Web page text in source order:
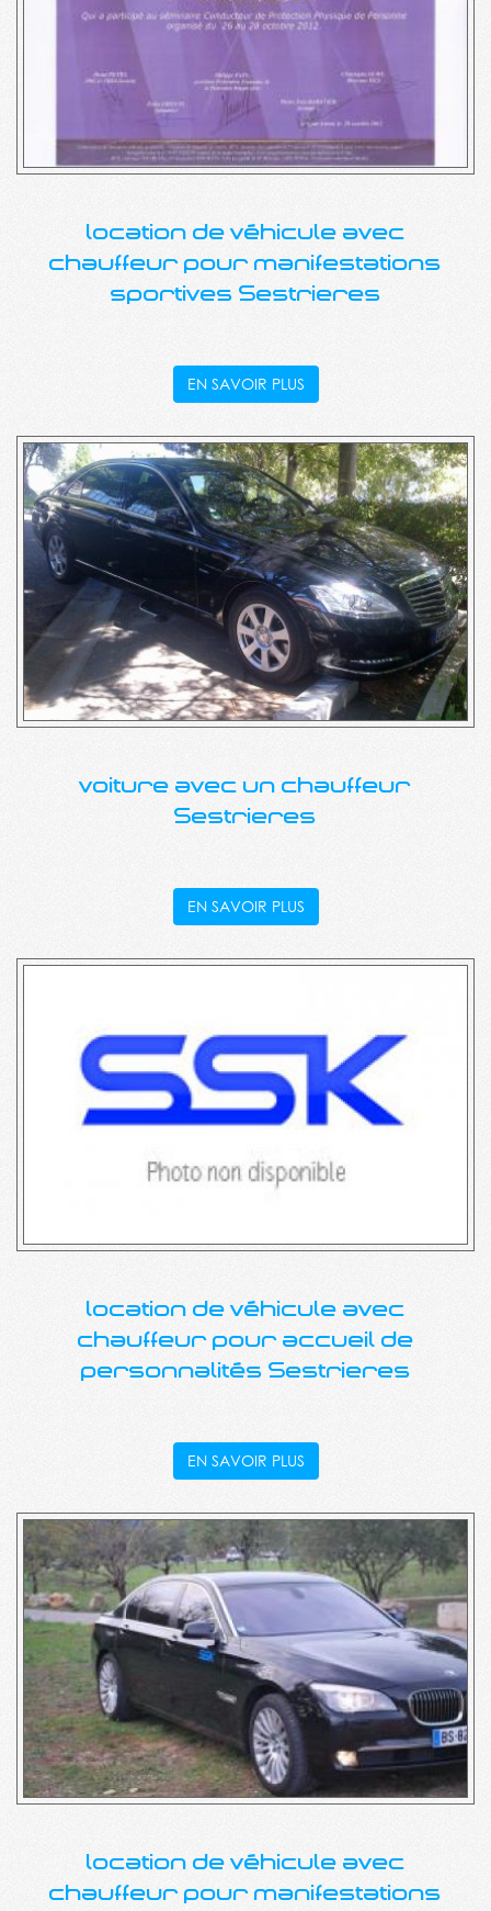
location de véhicule avec
chauffeur pour manifestations
sportives Sestrieres
EN SAVOIR PLUS
voiture avec un chauffeur
Sestrieres
EN SAVOIR PLUS
location de véhicule avec
chauffeur pour accueil de
personnalités Sestrieres
EN SAVOIR PLUS
location de véhicule avec
chauffeur pour manifestations